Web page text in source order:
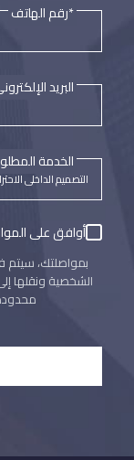
*رقم الهاتف
البريد
الخدمة
أوافق على
بمواصلتك، سيتم
الشخصية ونقلها